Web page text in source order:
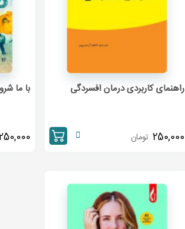
راهنمای کاربردی درمان افسردگی
250,000 تومان
با ما